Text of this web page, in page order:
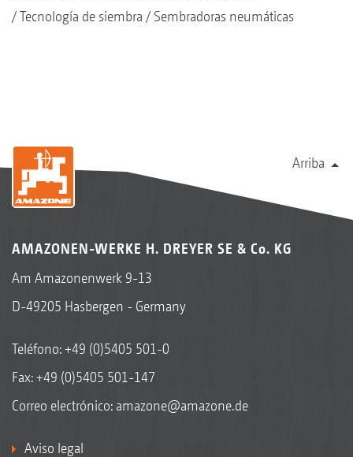
Tecnología de siembra
Sembradoras neumáticas
Arriba
AMAZONEN-WERKE H. DREYER SE & Co. KG
Am Amazonenwerk 9-13
D-49205 Hasbergen - Germany
Teléfono:+49 (0)5405 501-0
Fax: +49 (0)5405 501-147
Correo electrónico: amazone@amazone.de
Aviso legal